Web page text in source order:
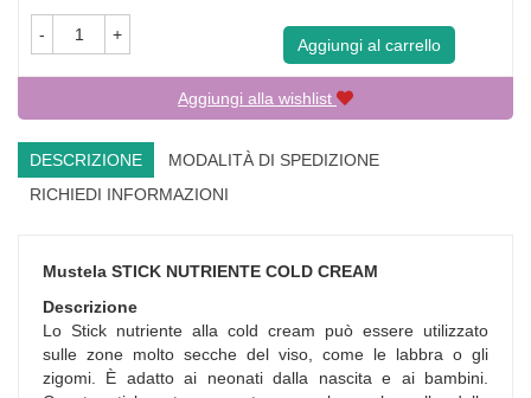
- +
Aggiungi al carrello
Aggiungi alla wishlist
DESCRIZIONE
MODALITÀ DI SPEDIZIONE
RICHIEDI INFORMAZIONI
Mustela STICK NUTRIENTE COLD CREAM
Descrizione
Lo Stick nutriente alla cold cream può essere utilizzato
sulle zone molto secche del viso, come le labbra o gli
zigomi. È adatto ai neonati dalla nascita e ai bambini.